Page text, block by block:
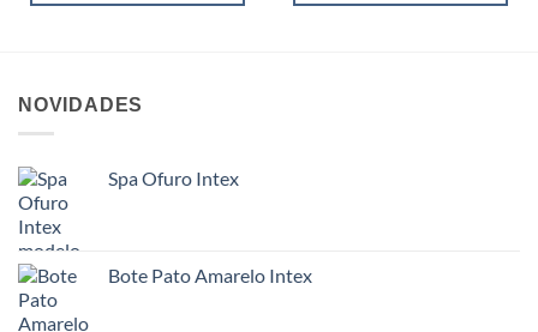
NOVIDADES
Spa Ofuro Intex
Bote Pato Amarelo Intex